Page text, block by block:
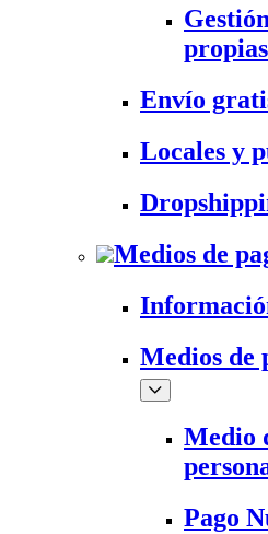
propias
Envío
Locales y
Medios de
Medios de
Medio
Pago